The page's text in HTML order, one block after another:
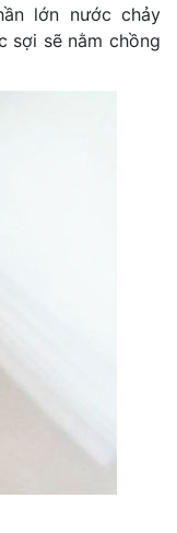
lớn nước chảy
sợi sẽ nằm chồng